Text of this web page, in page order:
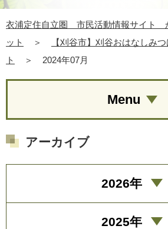
衣浦定住自立圏 市民活動情報サイト
ット
＞ 【刈谷市】刈谷おはなしみつ
ト
＞ 2024年07月
Menu
アーカイブ
2026年
2025年